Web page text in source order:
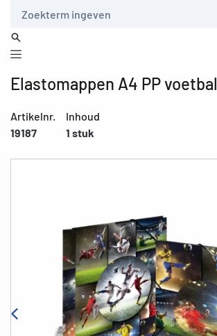
Elastomappen A4 PP voetbal
Artikelnr.
19187
Inhoud
1 stuk